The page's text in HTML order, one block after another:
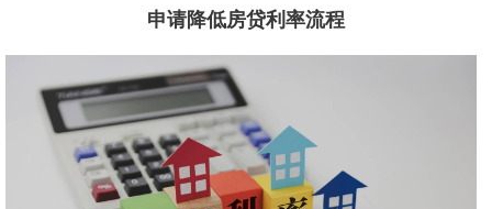
申请降低房贷利率流程